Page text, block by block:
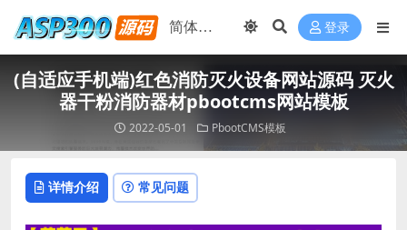
登录
(自适应手机端)红色消防灭火设备网站源码 灭火
器干粉消防器材pbootcms网站模板
2022-05-01 PbootCMS模板
详情介绍 常见问题